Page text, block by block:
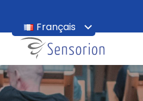
Français
English